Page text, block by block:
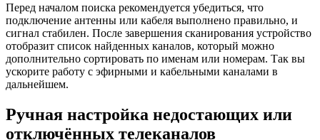
Перед началом поиска рекомендуется убедиться, что
подключение антенны или кабеля выполнено правильно, и
сигнал стабилен. После завершения сканирования устройство
отобразит список найденных каналов, который можно
дополнительно сортировать по именам или номерам. Так вы
ускорите работу с эфирными и кабельными каналами в
дальнейшем.
Ручная настройка недостающих или
отключённых телеканалов